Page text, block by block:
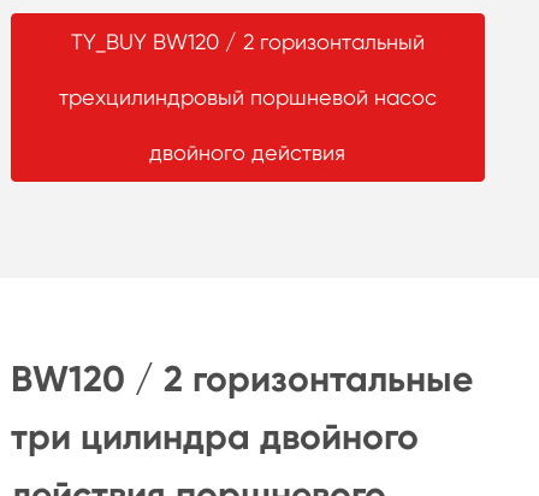
TY_BUY BW120 / 2 горизонтальный
трехцилиндровый поршневой насос
двойного действия
BW120 / 2 горизонтальные
три цилиндра двойного